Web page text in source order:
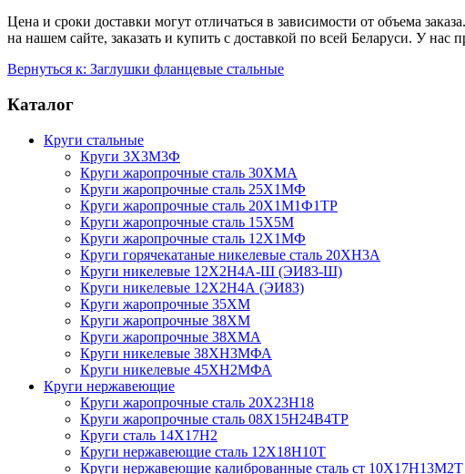
Цена и сроки доставки могут отличаться в зависимости от объема
на нашем сайте, заказать и купить с доставкой по всей Беларуси. У
Вернуться к: Заглушки фланцевые стальные
Каталог
Круги стальные
Круги 3Х3М3Ф
Круги жаропрочные сталь 30ХМА
Круги жаропрочные сталь 25Х1МФ
Круги жаропрочные сталь 20Х1М1Ф1ТР
Круги жаропрочные сталь 15Х5М
Круги жаропрочные сталь 12Х1МФ
Круги горячекатаные никелевые сталь 20ХН3А
Круги никелевые 12Х2Н4А-Ш (ЭИ83-Ш)
Круги никелевые 12Х2Н4А (ЭИ83)
Круги жаропрочные 35ХМ
Круги жаропрочные 38ХМ
Круги жаропрочные 38ХМА
Круги никелевые 38XH3MФА
Круги никелевые 45ХН2МФА
Круги нержавеющие
Круги жаропрочные сталь 20Х23Н18
Круги жаропрочные сталь 08Х15Н24В4ТР
Круги сталь 14Х17Н2
Круги нержавеющие сталь 12Х18Н10Т
Круги нержавеющие калиброванные сталь ст